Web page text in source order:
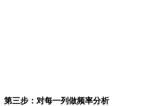
第三步：对每一列做频率分析